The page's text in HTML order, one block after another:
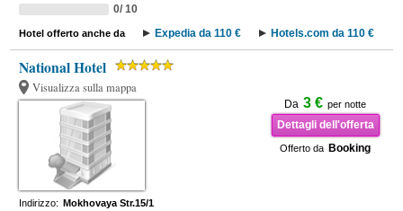
0/ 10
Hotel offerto anche da Expedia da 110 € Hotels.com da 110 €
National Hotel
Visualizza sulla mappa
Da 3 € per notte
Dettagli dell'offerta
Offerto da Booking
Indirizzo: Mokhovaya Str.15/1